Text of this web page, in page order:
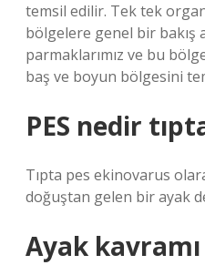
temsil edilir. Tek tek
bölgelere genel bir bakış
parmaklarımız ve bu
baş ve boyun bölgesini
PES nedir
Tıpta pes ekinovarus
doğuştan gelen bir ayak
Ayak